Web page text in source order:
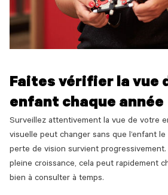
Faites vérifier la vue
enfant chaque année
Surveillez attentivement la vue de votre
visuelle peut changer sans que l’enfant
perte de vision survient
pleine croissance, cela peut rapidement
bien à consulter à temps.